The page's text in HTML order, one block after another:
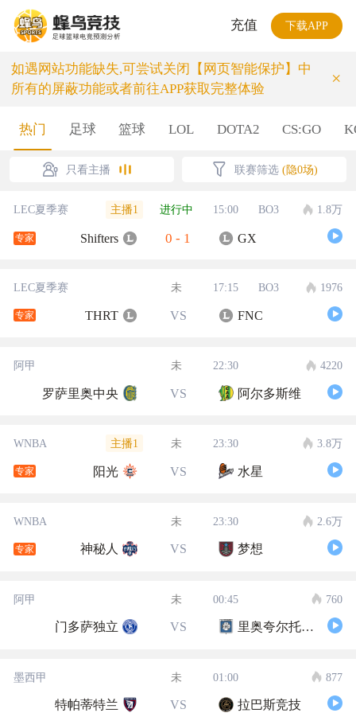
充值 下载APP
如遇网站功能缺失,可尝试关闭【网页智能保护】中
所有的屏蔽功能或者前往APP获取完整体验
×
热门 足球 篮球 LOL DOTA2 CS:GO
只看主播 联赛筛选 (隐0场)
LEC夏季赛 主播1 进行中 15:00 BO3 1.8万
专家 Shifters 0 - 1 GX
LEC夏季赛 未 17:15 BO3 1976
专家 THRT VS FNC
阿甲 未 22:30 4220
罗萨里奥中央 VS 阿尔多斯维
WNBA 主播1 未 23:30 3.8万
专家 阳光 VS 水星
WNBA 未 23:30 2.6万
专家 神秘人 VS 梦想
阿甲 未 00:45 760
门多萨独立 VS 里奥夸尔托学生队
墨西甲 未 01:00 877
特帕蒂特兰 VS 拉巴斯竞技